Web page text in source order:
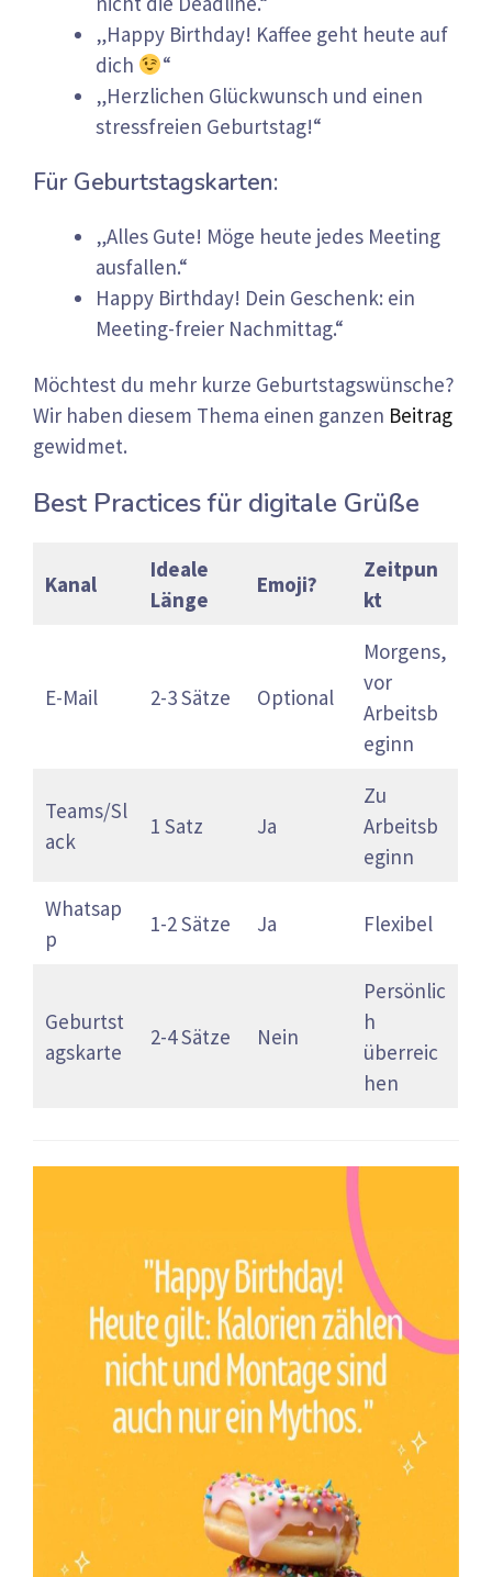
„Happy Birthday! Kaffee geht heute auf
dich
“
„Herzlichen Glückwunsch und einen
stressfreien Geburtstag!“
Für Geburtstagskarten:
„Alles Gute! Möge heute jedes Meeting
ausfallen.“
Happy Birthday! Dein Geschenk: ein
Meeting-freier Nachmittag.“
Möchtest du mehr kurze Geburtstagswünsche?
Wir haben diesem Thema einen ganzen Beitrag
gewidmet.
Best Practices für digitale Grüße
Kanal
Ideale
Länge
Emoji?
Zeitpun
kt
E-Mail 2-3 Sätze Optional
Morgens,
vor
Arbeitsb
eginn
Teams/Sl
ack
1 Satz Ja
Zu
Arbeitsb
eginn
Whatsap
p
1-2 Sätze Ja Flexibel
Geburtst
agskarte
2-4 Sätze Nein
Persönlic
h
überreic
hen